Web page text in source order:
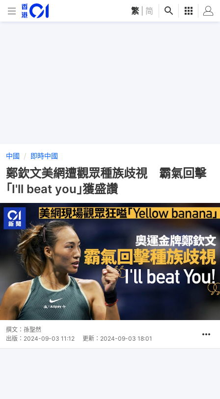
繁 简
中國 即時中國
鄭欽文美網遭觀眾種族歧視 霸氣回擊
｢I'll beat you｣獲盛讚
撰文： 孫聖然
出版： 2024-09-03 11:12 更新： 2024-09-03 18:01